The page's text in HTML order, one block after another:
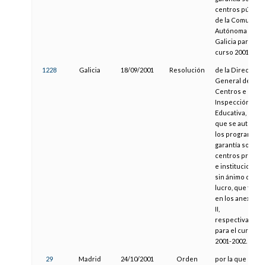
centros
de la
Autónoma de
Galicia para el
curso 2001-2002.
1228 Galicia 18/09/2001 Resolución
de la Dirección
General de
Centros e
Inspección
Educativa, por la
que se
los programas
garantía social
centros
e instituciones
sin ánimo de
lucro, que
en los anexos I y
II,
para el curso
2001-2002.
29 Madrid 24/10/2001 Orden
por la que se